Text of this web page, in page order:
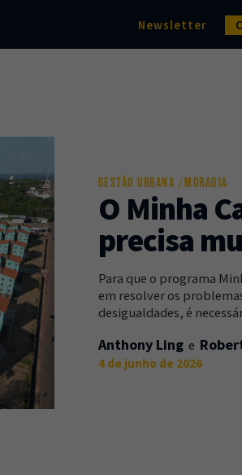
Newsletter
GESTÃO URBANA MORADIA
O Minha
precisa
Para que o programa
em resolver os
desigualdades, é
Anthony Ling
4 de junho de 2026